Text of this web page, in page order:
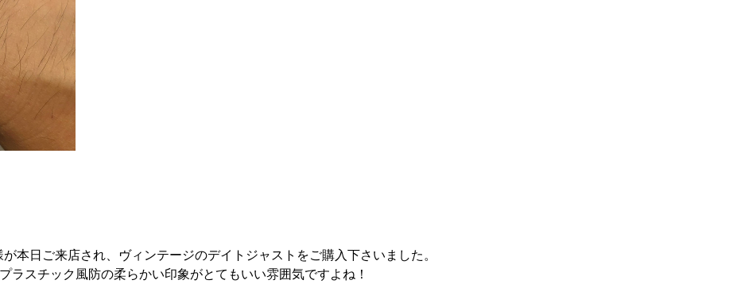
本日ご来店され、ヴィンテージのデイトジャストをご購入下さいました。
ラスチック風防の柔らかい印象がとてもいい雰囲気ですよね！